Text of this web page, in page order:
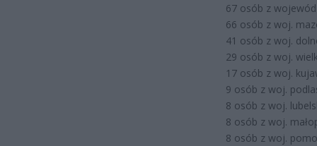
67 osób z
66 osób z woj.
41 osób z woj.
29 osób z woj.
17 osób z woj.
9 osób z woj.
8 osób z woj.
8 osób z woj.
8 osób z woj.